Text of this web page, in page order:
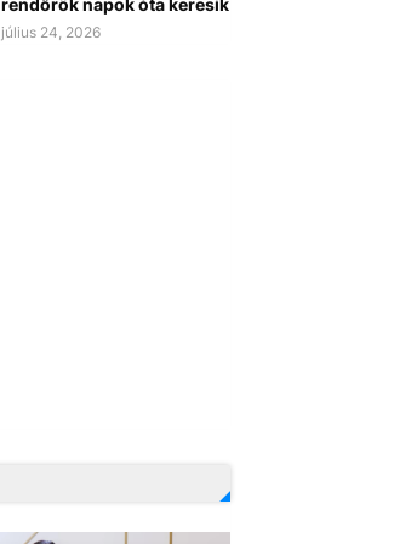
rendőrök napok óta keresik
július 24, 2026